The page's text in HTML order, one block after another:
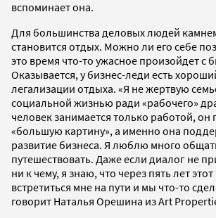
вспоминает она.
Для большинства деловых людей
становится отдых. Можно ли его себе
это время что-то ужасное произойдет с
Оказывается, у бизнес-леди есть
легализации отдыха. «Я не жертвую
социальной жизнью ради «рабочего»
человек занимается только работой, он
«большую картину», а именно она
развитие бизнеса. Я люблю много
путешествовать. Даже если диалог не
ни к чему, я знаю, что через пять лет
встретиться мне на пути и мы что-то
говорит Наталья Орешина из Art